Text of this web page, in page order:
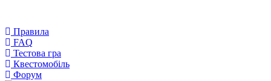
Правила
FAQ
Тестова гра
Квестомобіль
Форум